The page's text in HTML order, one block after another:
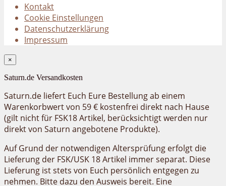
Kontakt
Cookie Einstellungen
Datenschutzerklärung
Impressum
×
Saturn.de Versandkosten
Saturn.de liefert Euch Eure Bestellung ab einem
Warenkorbwert von 59 € kostenfrei direkt nach Hause
(gilt nicht für FSK18 Artikel, berücksichtigt werden nur
direkt von Saturn angebotene Produkte).
Auf Grund der notwendigen Altersprüfung erfolgt die
Lieferung der FSK/USK 18 Artikel immer separat. Diese
Lieferung ist stets von Euch persönlich entgegen zu
nehmen. Bitte dazu den Ausweis bereit. Eine